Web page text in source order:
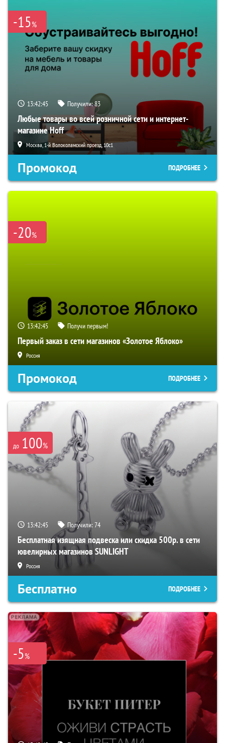
-15%
13:42:45 Получили:83
Любые товары во всей розничной сети и интернет-
магазине Hoff
Москва, 1-й Волоколамский проезд, 10с1
Промокод ПОДРОБНЕЕ
-20%
13:42:45 Получи первым!
Первый заказ в сети магазинов «Золотое Яблоко»
Россия
Промокод ПОДРОБНЕЕ
до 100%
13:42:45 Получили:74
Бесплатная изящная подвеска или скидка 500р. в сети
ювелирных магазинов SUNLIGHT
Россия
Бесплатно ПОДРОБНЕЕ
-5%